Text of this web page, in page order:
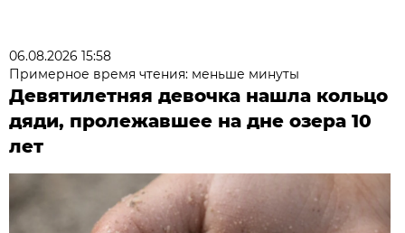
06.08.2026 15:58
Примерное время чтения: меньше минуты
Девятилетняя девочка нашла кольцо
дяди, пролежавшее на дне озера 10
лет